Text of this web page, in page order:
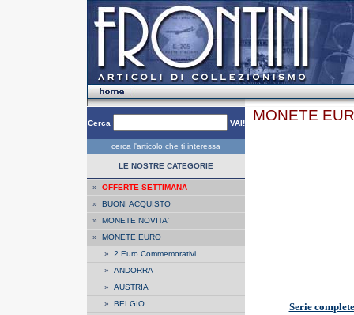
Cerca VAI!
cerca l'articolo che ti interessa
LE NOSTRE CATEGORIE
» OFFERTE SETTIMANA
» BUONI ACQUISTO
» MONETE NOVITA'
» MONETE EURO
» 2 Euro Commemorativi
» ANDORRA
» AUSTRIA
» BELGIO
MONETE
Serie complete